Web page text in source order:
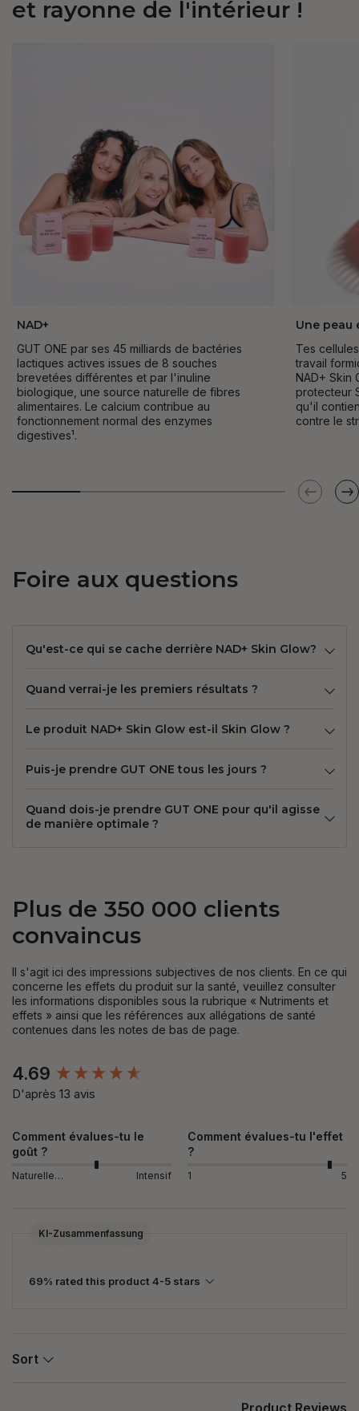
et rayonne de l'intérieur !
NAD+
GUT ONE par ses 45 milliards de bactéries
lactiques actives issues de 8 souches
brevetées différentes et par l'inuline
biologique, une source naturelle de fibres
alimentaires. Le calcium contribue au
fonctionnement normal des enzymes
digestives¹.
Une peau
Tes
travail
NAD+ Skin
protecteur
qu'il
contre le
Foire aux questions
Qu'est-ce qui se cache derrière NAD+ Skin Glow?
Quand verrai-je les premiers résultats ?
Le produit NAD+ Skin Glow est-il Skin Glow ?
Puis-je prendre GUT ONE tous les jours ?
Quand dois-je prendre GUT ONE pour qu'il agisse
de manière optimale ?
Plus de 350 000 clients
convaincus
Il s'agit ici des impressions subjectives de nos clients. En ce qui
concerne les effets du produit sur la santé, veuillez consulter
les informations disponibles sous la rubrique « Nutriments et
effets » ainsi que les références aux allégations de santé
contenues dans les notes de bas de page.
4.69
D'après 13 avis
Comment évalues-tu le
goût ?
Naturellement Intensif
Comment évalues-tu l'effet
?
1 5
KI-Zusammenfassung
69% rated this product 4-5 stars
Sort
Product Reviews
New content loaded